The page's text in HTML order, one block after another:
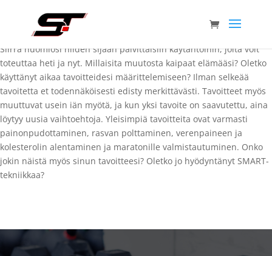
lupausten sijaan. Lupaukset jäävät helposti täyttymättä, koska ne
ovat usein epärealistisia ja suunnitelmamme jäävät puolitiehen.
Siirrä huomiosi niiden sijaan päivittäisiin käytäntöihin, joita voit
toteuttaa heti ja nyt. Millaisita muutosta kaipaat elämääsi? Oletko
käyttänyt aikaa tavoitteidesi määrittelemiseen? Ilman selkeää
tavoitetta et todennäköisesti edisty merkittävästi. Tavoitteet myös
muuttuvat usein iän myötä, ja kun yksi tavoite on saavutettu, aina
löytyy uusia vaihtoehtoja. Yleisimpiä tavoitteita ovat varmasti
painonpudottaminen, rasvan polttaminen, verenpaineen ja
kolesterolin alentaminen ja maratonille valmistautuminen. Onko
jokin näistä myös sinun tavoitteesi? Oletko jo hyödyntänyt SMART-
tekniikkaa?